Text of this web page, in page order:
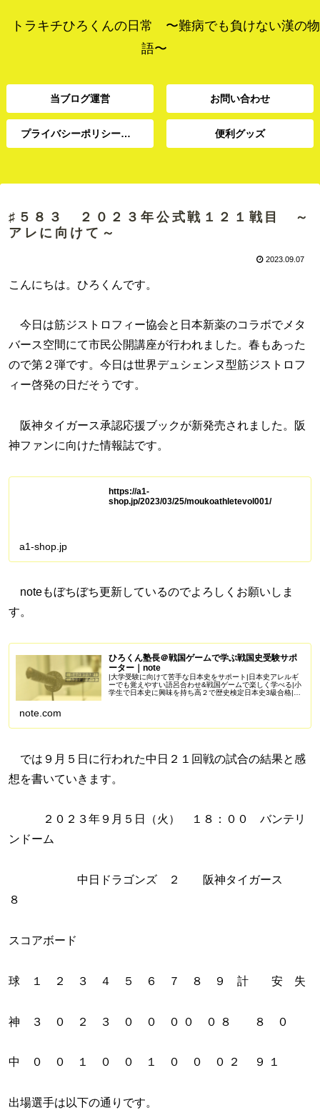
トラキチひろくんの日常 〜難病でも負けない漢の物
語〜
当ブログ運営 お問い合わせ
プライバシーポリシー、免責事項 便利グッズ
♯５８３ ２０２３年公式戦１２１戦目 ～
アレに向けて～
2023.09.07
こんにちは。ひろくんです。
今日は筋ジストロフィー協会と日本新薬のコラボでメタ
バース空間にて市民公開講座が行われました。春もあった
ので第２弾です。今日は世界デュシェンヌ型筋ジストロフ
ィー啓発の日だそうです。
阪神タイガース承認応援ブックが新発売されました。阪
神ファンに向けた情報誌です。
https://a1-
shop.jp/2023/03/25/moukoathletevol001/
a1-shop.jp
noteもぼちぼち更新しているのでよろしくお願いしま
す。
ひろくん塾長＠戦国ゲームで学ぶ戦国史受験サポ
ーター｜note
|大学受験に向けて苦手な日本史をサポート|日本史アレルギ
ーでも覚えやすい語呂合わせ&戦国ゲームで楽しく学べる|小
学生で日本史に興味を持ち高２で歴史検定日本史3級合格|苦
note.com
では９月５日に行われた中日２１回戦の試合の結果と感
想を書いていきます。
２０２３年９月５日（火） １８：００ バンテリ
ンドーム
中日ドラゴンズ ２ 阪神タイガース
８
スコアボード
球 １ ２ ３ ４ ５ ６ ７ ８ ９ 計 安 失
神 ３ ０ ２ ３ ０ ０ ０ ０ ０ ８ ８ ０
中 ０ ０ １ ０ ０ １ ０ ０ ０ ２ ９ １
出場選手は以下の通りです。